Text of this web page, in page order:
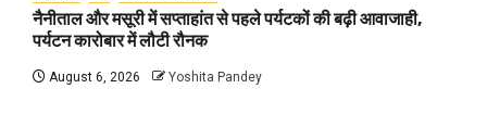
नैनीताल और मसूरी में सप्ताहांत से पहले पर्यटकों की बढ़ी आवाजाही,
पर्यटन कारोबार में लौटी रौनक
August 6, 2026 Yoshita Pandey